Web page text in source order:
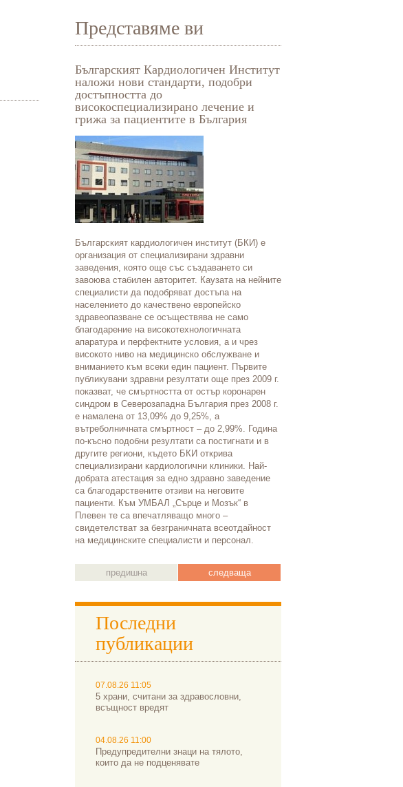
Представяме ви
Българският Кардиологичен Институт
наложи нови стандарти, подобри
достъпността до
високоспециализирано лечение и
грижа за пациентите в България
Българският кардиологичен институт (БКИ) е
организация от специализирани здравни
заведения, която още със създаването си
завоюва стабилен авторитет. Каузата на нейните
специалисти да подобряват достъпа на
населението до качествено европейско
здравеопазване се осъществява не само
благодарение на високотехнологичната
апаратура и перфектните условия, а и чрез
високото ниво на медицинско обслужване и
вниманието към всеки един пациент. Първите
публикувани здравни резултати още през 2009 г.
показват, че смъртността от остър коронарен
синдром в Северозападна България през 2008 г.
е намалена от 13,09% до 9,25%, а
вътреболничната смъртност – до 2,99%. Година
по-късно подобни резултати са постигнати и в
другите региони, където БКИ открива
специализирани кардиологични клиники. Най-
добрата атестация за едно здравно заведение
са благодарствените отзиви на неговите
пациенти. Към УМБАЛ „Сърце и Мозък“ в
Плевен те са впечатляващо много –
свидетелстват за безграничната всеотдайност
на медицинските специалисти и персонал.
предишна следваща
Последни
публикации
07.08.26 11:05
5 храни, считани за здравословни,
всъщност вредят
04.08.26 11:00
Предупредителни знаци на тялото,
които да не подценявате